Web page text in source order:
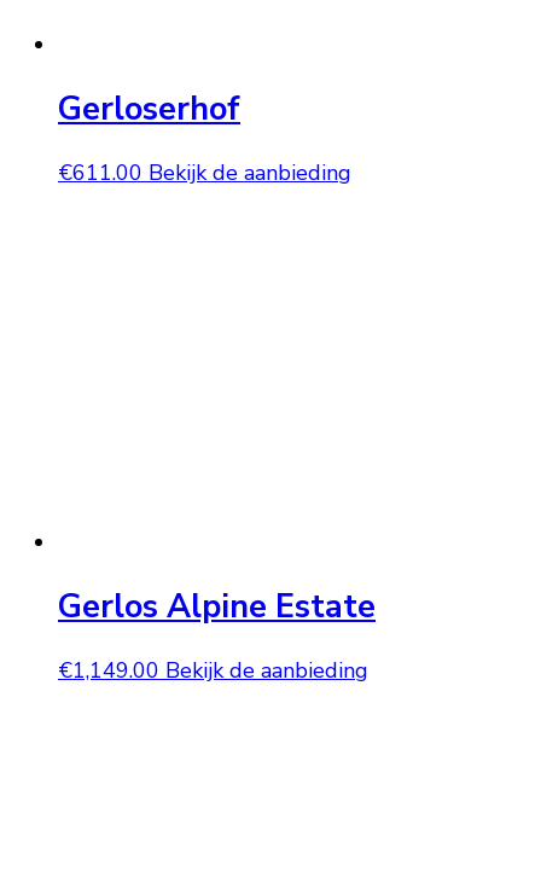
Gerloserhof
€611.00 Bekijk de aanbieding
Gerlos Alpine Estate
€1,149.00 Bekijk de aanbieding